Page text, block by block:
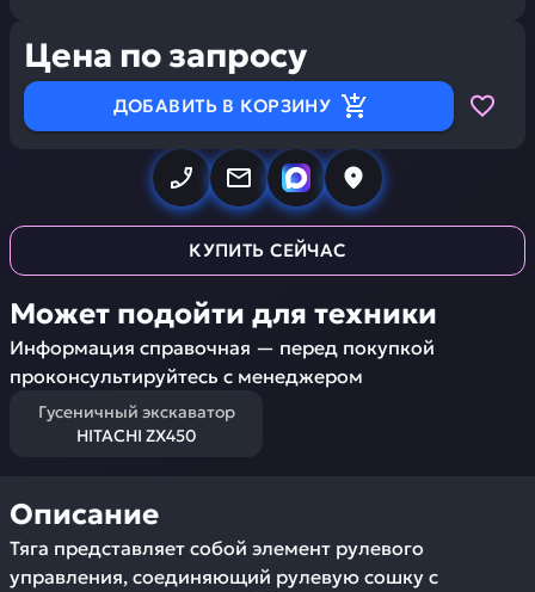
Цена по запросу
ДОБАВИТЬ В КОРЗИНУ
КУПИТЬ СЕЙЧАС
Может подойти для техники
Информация справочная — перед покупкой
проконсультируйтесь с менеджером
Гусеничный экскаватор
HITACHI ZX450
Описание
Тяга представляет собой элемент рулевого
управления, соединяющий рулевую сошку с